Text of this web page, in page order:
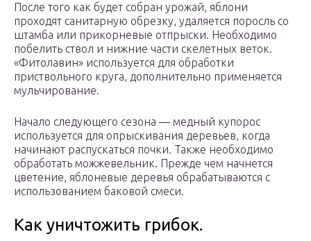
После того как будет собран урожай, яблони
проходят санитарную обрезку, удаляется поросль со
штамба или прикорневые отпрыски. Необходимо
побелить ствол и нижние части скелетных веток.
«Фитолавин» используется для обработки
приствольного круга, дополнительно применяется
мульчирование.
Начало следующего сезона — медный купорос
используется для опрыскивания деревьев, когда
начинают распускаться почки. Также необходимо
обработать можжевельник. Прежде чем начнется
цветение, яблоневые деревья обрабатываются с
использованием баковой смеси.
Как уничтожить грибок.